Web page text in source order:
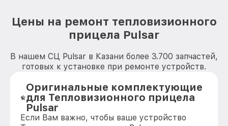
Цены на ремонт тепловизионного
прицела Pulsar
В нашем СЦ Pulsar в Казани более 3.700 запчастей,
готовых к установке при ремонте устройств.
Оригинальные комплектующие
для Тепловизионного прицела
Pulsar
Если Вам важно, чтобы ваше устройство